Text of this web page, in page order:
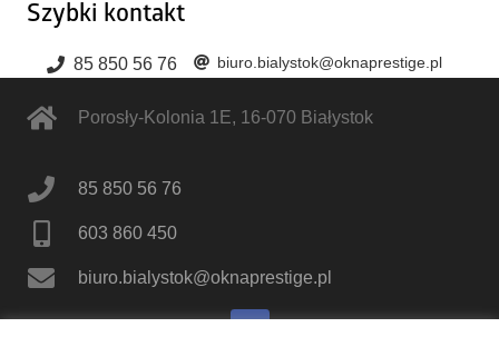
Szybki kontakt
85 850 56 76 biuro.bialystok@oknaprestige.pl
Porosły-Kolonia 1E, 16-070 Białystok
85 850 56 76
603 860 450
biuro.bialystok@oknaprestige.pl